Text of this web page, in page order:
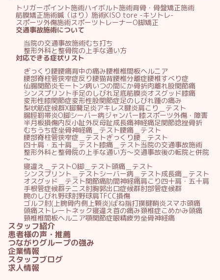
トリガーポイント施術ハイボルト施術背骨・骨盤矯正施術
筋膜矯正施術鍼（はり）施術KISO tore -キソトレ-
スポーツ外傷施術スポーツトレーナーO脚矯正
交通事故施術について
当院の交通事故施術むち打ち
整形外科と整骨院の上手な通い方
対応できる症状リスト
ぎっくり腰腰痛背中の痛み腰椎椎間板ヘルニア
腰部脊柱管狭窄症反り腰猫背腰椎分離症腰椎すべり症
仙腸関節炎モートン病いつの間にか骨折肉離れ股関節痛
シンスプリント手足のしびれ足底筋膜炎オスグッド膝痛
変形性膝関節症変形性股関節症足のしびれ踵の痛み
梨状筋症候群X脚鵞足炎アキレス腱炎肩こり＿テスト
腸脛靭帯炎O脚シーバー病ジャンパー膝スポーツ外傷・障害
半月板損傷内反小趾外反母趾成長痛神経痛足関節捻挫骨折
むちうち症坐骨神経痛＿テスト腰痛＿テスト
腰部脊柱管狭窄症＿テストぎっくり腰＿テスト
四十肩・五十肩＿テスト膝痛＿テスト当院の交通事故施術
整形外科と整骨院の上手な通い方～交通事故後の転院と併院
～
寝違え＿テストO脚＿テスト頭痛＿テスト
シンスプリント＿テストシーバー病＿テスト成長痛＿テスト
オスグッド＿テスト関節痛肋間神経痛肩こり四十肩・五十肩
手根管症候群テニス肘胸郭出口症候群肘部管症候群
腕のしびれ野球肘野球肩TFCC損傷
ゴルフ肘(上腕骨内側上顆炎)ばね指打撲腱鞘炎スマホ頭痛
頭痛ストレートネック寝違え首の痛み頚椎症こめかみ頭痛
頸椎椎間板ヘルニア顎関節症眼精疲労坐骨神経痛
スタッフ紹介
患者様の声・推薦
つながりグループの強み
企業情報
スタッフブログ
求人情報